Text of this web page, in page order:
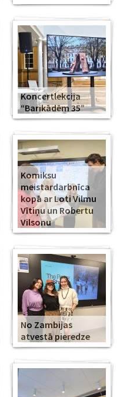
Koncertlekcija
“Barikādēm 35”
Komiksu
meistardarbnīca
kopā ar Loti Vilmu
Vītiņu un Robertu
Vilsonu
No Zambijas
atvestā pieredze